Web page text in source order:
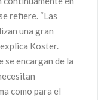
refiere. “Las
una gran
Koster.
se encargan de la
como para el